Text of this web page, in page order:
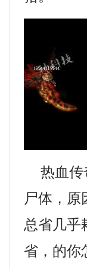
热血传
尸体，原
总省几乎
省，的你